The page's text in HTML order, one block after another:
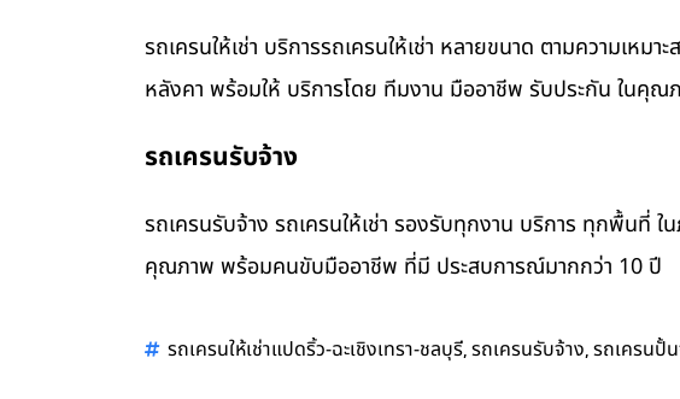
รถเครนให้เช่า บริการรถเครนให้เช่า หลายขนาด ตามความเ
หลังคา พร้อมให้ บริการโดย ทีมงาน มืออาชีพ รับประกัน ในคุณ
รถเครนรับจ้าง
รถเครนรับจ้าง รถเครนให้เช่า รองรับทุกงาน บริการ ทุกพื้นที่
คุณภาพ พร้อมคนขับมืออาชีพ ที่มี ประสบการณ์มากกว่า 10 ปี
รถเครนให้เช่าแปดริ้ว-ฉะเชิงเทรา-ชลบุรี,รถเครนรับจ้าง,รถเครนปั้